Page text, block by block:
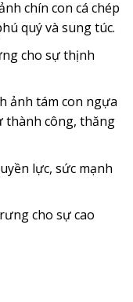
chín con cá chép
quý và sung túc.
cho sự thịnh
ảnh tám con ngựa
thành công, thăng
lực, sức mạnh
cho sự cao